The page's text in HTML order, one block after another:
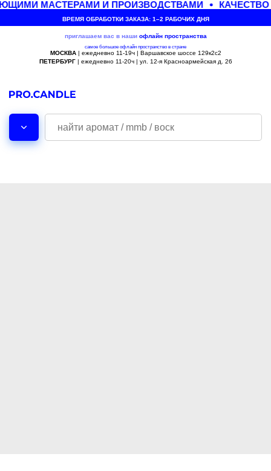
МАСТЕРАМИ И ПРОИЗВОДСТВАМИ
ВРЕМЯ ОБРАБОТКИ ЗАКАЗА: 1–2 РАБОЧИХ ДНЯ
приглашаем вас в наши офлайн пространства
самое большое офлайн пространство в стране
МОСКВА| ежедневно 11-19ч | Варшавское шоссе 129к2с2
ПЕТЕРБУРГ| ежедневно 11-20ч | ул. 12-я Красноармейская д. 26